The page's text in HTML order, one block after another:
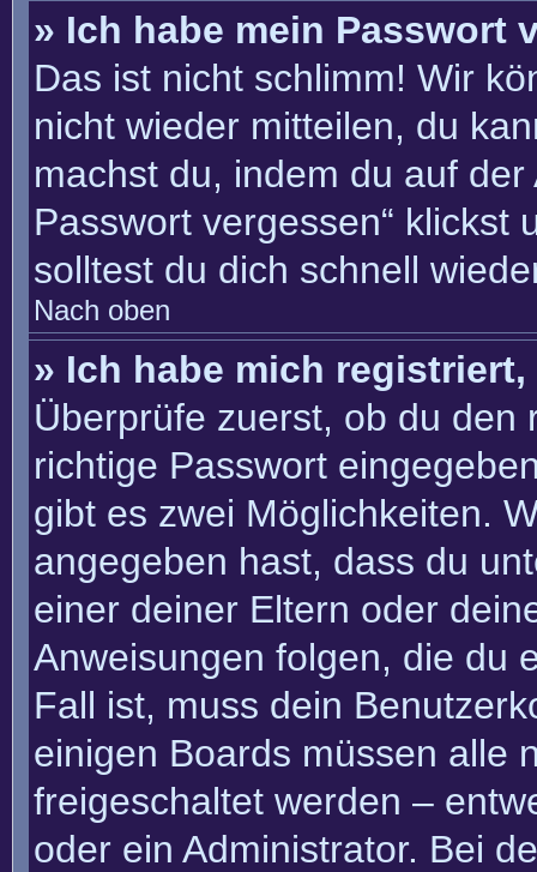
» Ich habe mein Passwort
Das ist nicht schlimm! Wir
nicht wieder mitteilen, du
machst du, indem du auf
Passwort vergessen“ klickst
solltest du dich schnell
Nach oben
» Ich habe mich
Überprüfe zuerst, ob du den
richtige Passwort
gibt es zwei Möglichkeiten.
angegeben hast, dass du
einer deiner Eltern oder
Anweisungen folgen, die du
Fall ist, muss dein
einigen Boards müssen alle
freigeschaltet werden –
oder ein Administrator. Bei